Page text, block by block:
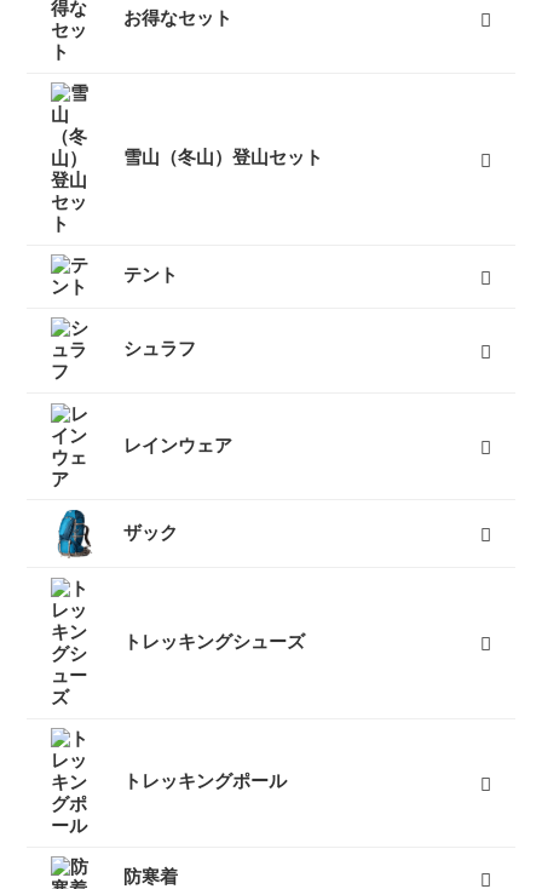
お得なセット
富士山登山向けセット
キャンプセット
登山セット
フェスセット
スノースポーツセット
スノーギアセット
屋久島向けセット
ツーリングセット
レジャーセット
すべて
雪山（冬山）登山セット
テント
キャンプテント
山岳テント
ツーリングテント
タープ
テントマット
スノーフライ
ツェルト
テントアイテム
すべて
シュラフ
オールシーズンシュラフ（冬用寝袋）
３シーズンシュラフ（春秋用寝袋）
夏用シュラフ（夏用寝袋）
マット
コット
ピロー
シュラフカバー
インナーシーツ
小物
すべて
レインウェア
レディースレインウェア
メンズレインウェア
キッズレインウェア
ポンチョ
アンブレラ（傘）
すべて ザック
50L以上ザック
50L未満ザック（レディース）
50L未満ザック（メンズ）
キッズ用ザック
ベビーキャリア
ザックカバー
バックカントリーザック
トラベルバッグ
すべて
トレッキングシューズ
レディーストレッキングシューズ
メンズトレッキングシューズ
キッズトレッキングシューズ
沢靴
スノーブーツ（雪山登山靴）
トレッキングソックス
すべて
トレッキングポール
３つ折りタイプ
レバーロックタイプ
ツイストロックタイプ
すべて 防寒着